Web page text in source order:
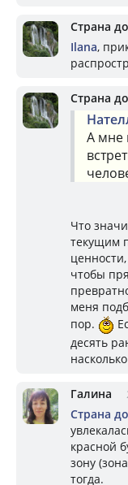
Страна
Ilana,
Страна
А мне
Что
текущим
чтобы
меня
пор.
десять
Галина
Страна
красной
зону
тогда.